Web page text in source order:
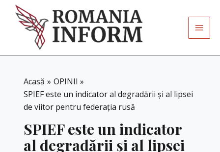
content
Acasă
OPINII
SPIEF este un indicator al degradării și al lipsei
de viitor pentru federația rusă
SPIEF este un indicator
al degradării și al lipsei